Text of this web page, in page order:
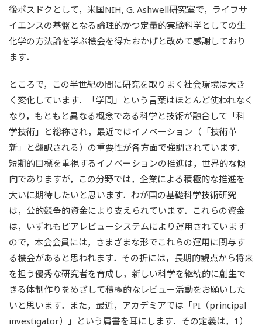
後ポスドクとして，米国NIH, G. Ashwell研究室で，ライフサ
イエンスの基盤となる論理的かつ定量的実験科学としての生
化学の方法論を学ぶ機会を得たおかげと改めて感謝しており
ます．
ところで，この半世紀の間に研究を取りまく社会環境は大き
く変化しています．「学問」という言葉はほとんど使われなく
なり，もともと異なる概念である科学と技術が融合して「科
学技術」と総称され，最近ではイノベーション（「技術革
新」と翻訳される）の重要性が各方面で強調されています．
短期的目標を重視するイノベーションの推進は，世界的な傾
向でありますが，この分野では，企業による積極的な推進を
大いに期待したいと思います．わが国の基礎科学技術研究
は，公的競争的資金により支えられています．これらの資金
は，いずれもピアレビューシステムにより運用されています
ので，本会会員には，さまざまな形でこれらの運用に関与す
る機会があると思われます．その折には，長期的観点から将来
を担う優秀な研究者を育成し，新しい科学を継続的に創生で
きる体制作りをめざして積極的なレビュー活動をお願いした
いと思います．また，最近，アカデミアでは「PI（principal
investigator）」という肩書を耳にします．その定義は，1）